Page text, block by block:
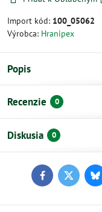
Import kód: 100_05062
Výrobca: Hranipex
Popis
Recenzie 0
Diskusia 0
FacebookTwitter